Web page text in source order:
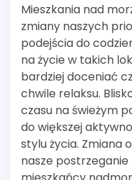
Mieszkania nad
zmiany naszych
podejścia do
na życie w takich
bardziej doceniać
chwile relaksu.
czasu na świeżym
do większej
stylu życia. Zmiana
nasze